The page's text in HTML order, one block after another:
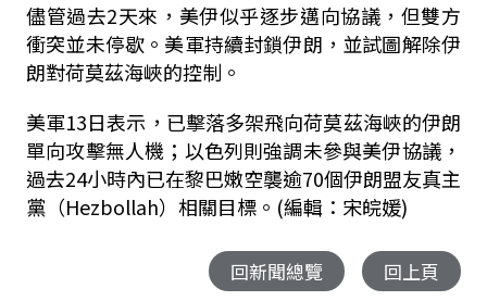
儘管過去2天來，美伊似乎逐步邁向協議，但雙方
衝突並未停歇。美軍持續封鎖伊朗，並試圖解除伊
朗對荷莫茲海峽的控制。
美軍13日表示，已擊落多架飛向荷莫茲海峽的伊朗
單向攻擊無人機；以色列則強調未參與美伊協議，
過去24小時內已在黎巴嫩空襲逾70個伊朗盟友真主
黨（Hezbollah）相關目標。(編輯：宋皖媛)
回新聞總覽 回上頁